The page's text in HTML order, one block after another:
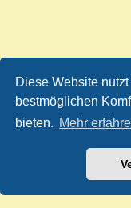
Diese Website
bestmöglichen
bieten. Mehr